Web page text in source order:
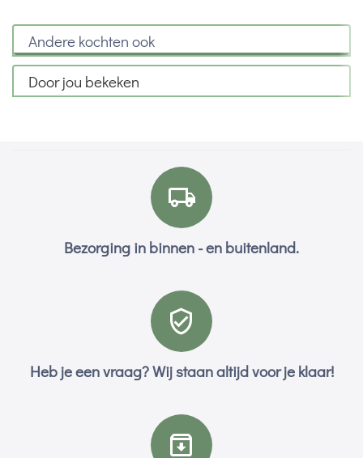
Andere kochten ook
Door jou bekeken
Bezorging in binnen - en buitenland.
Heb je een vraag? Wij staan altijd voor je klaar!